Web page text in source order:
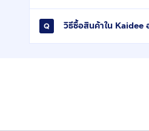
วิธีซื้อสินค้าใน Kaidee